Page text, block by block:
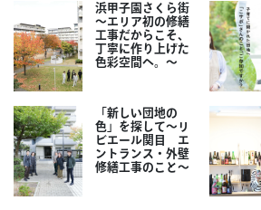
浜甲子園さくら街
～エリア初の修繕
工事だからこそ、
丁寧に作り上げた
色彩空間へ。～
「新しい団地の
色」を探して～リ
ビエール関目 エ
ントランス・外壁
修繕工事のこと～